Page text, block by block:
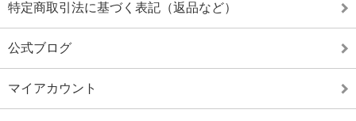
特定商取引法に基づく表記（返品など）
公式ブログ
マイアカウント